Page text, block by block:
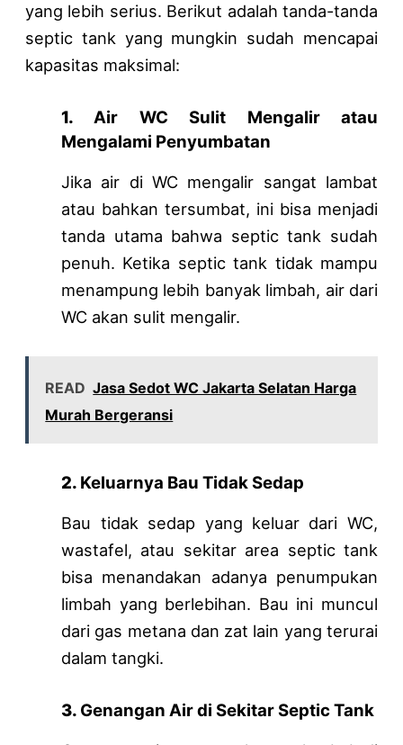
yang lebih serius. Berikut adalah tanda-tanda
septic tank yang mungkin sudah mencapai
kapasitas maksimal:
1.Air WC Sulit Mengalir atau
Mengalami Penyumbatan
Jika air di WC mengalir sangat lambat
atau bahkan tersumbat, ini bisa menjadi
tanda utama bahwa septic tank sudah
penuh. Ketika septic tank tidak mampu
menampung lebih banyak limbah, air dari
WC akan sulit mengalir.
READ Jasa Sedot WC Jakarta Selatan Harga
Murah Bergeransi
2. Keluarnya Bau Tidak Sedap
Bau tidak sedap yang keluar dari WC,
wastafel, atau sekitar area septic tank
bisa menandakan adanya penumpukan
limbah yang berlebihan. Bau ini muncul
dari gas metana dan zat lain yang terurai
dalam tangki.
3. Genangan Air di Sekitar Septic Tank